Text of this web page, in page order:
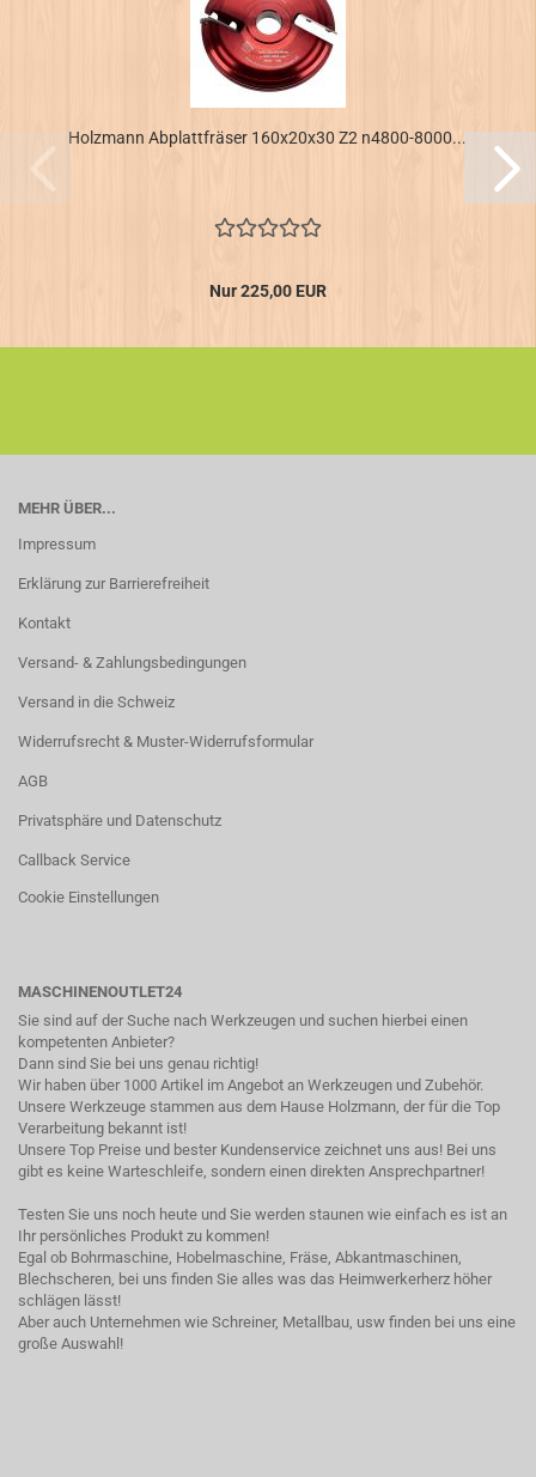
Holzmann Abplattfräser 160x20x30 Z2 n4800-8000...
Nur 225,00 EUR
MEHR ÜBER...
Impressum
Erklärung zur Barrierefreiheit
Kontakt
Versand- & Zahlungsbedingungen
Versand in die Schweiz
Widerrufsrecht & Muster-Widerrufsformular
AGB
Privatsphäre und Datenschutz
Callback Service
Cookie Einstellungen
MASCHINENOUTLET24
Sie sind auf der Suche nach Werkzeugen und suchen hierbei einen
kompetenten Anbieter?
Dann sind Sie bei uns genau richtig!
Wir haben über 1000 Artikel im Angebot an Werkzeugen und Zubehör.
Unsere Werkzeuge stammen aus dem Hause Holzmann, der für die Top
Verarbeitung bekannt ist!
Unsere Top Preise und bester Kundenservice zeichnet uns aus! Bei uns
gibt es keine Warteschleife, sondern einen direkten Ansprechpartner!
Testen Sie uns noch heute und Sie werden staunen wie einfach es ist an
Ihr persönliches Produkt zu kommen!
Egal ob Bohrmaschine, Hobelmaschine, Fräse, Abkantmaschinen,
Blechscheren, bei uns finden Sie alles was das Heimwerkerherz höher
schlägen lässt!
Aber auch Unternehmen wie Schreiner, Metallbau, usw finden bei uns eine
große Auswahl!